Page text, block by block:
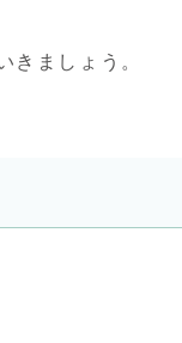
きましょう。